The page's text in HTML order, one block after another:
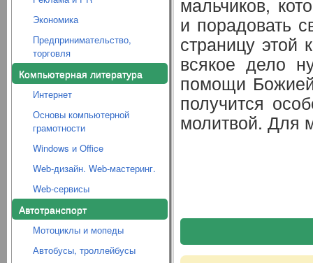
Экономика
Предпринимательство,
торговля
Компьютерная литература
Интернет
Основы компьютерной
грамотности
Windows и Office
Web-дизайн. Web-мастеринг.
Web-сервисы
Автотранспорт
Мотоциклы и мопеды
Автобусы, троллейбусы
и порадовать
страницу
всякое дело
помощи
получится
молитвой. Для